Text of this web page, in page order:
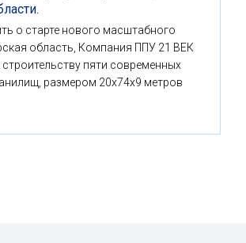
о старте нового масштабного
область, Компания ППУ 21 ВЕК
строительству пяти современных
размером 20x74x9 метров